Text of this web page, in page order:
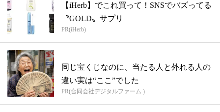
【iHerb】でこれ買って！SNSでバズってる
〝GOLD〟サプリ
PR(iHerb)
同じ宝くじなのに、当たる人と外れる人の
違い実は“ここ”でした
PR(合同会社デジタルファーム )